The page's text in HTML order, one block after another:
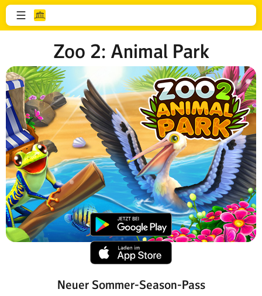
Zoo 2: Animal Park
Neuer Sommer-Season-Pass